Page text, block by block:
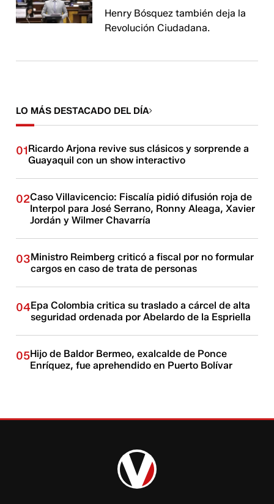
Henry Bósquez también deja la
Revolución Ciudadana.
LO MÁS DESTACADO DEL DÍA
01Ricardo Arjona revive sus clásicos y sorprende a
Guayaquil con un show interactivo
02Caso Villavicencio: Fiscalía pidió difusión roja de
Interpol para José Serrano, Ronny Aleaga, Xavier
Jordán y Wilmer Chavarría
03Ministro Reimberg criticó a fiscal por no formular
cargos en caso de trata de personas
04Epa Colombia critica su traslado a cárcel de alta
seguridad ordenada por Abelardo de la Espriella
05Hijo de Baldor Bermeo, exalcalde de Ponce
Enríquez, fue aprehendido en Puerto Bolívar